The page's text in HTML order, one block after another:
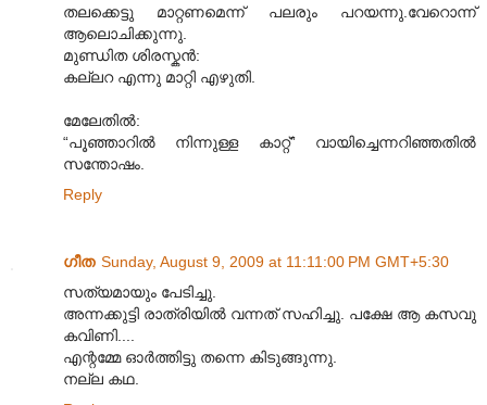
തലക്കെട്ടു മാറ്റണമെന്ന് പലരും പറയന്നു.വേറൊന്ന്
ആലൊചിക്കുന്നു.
മുണ്ഡിത ശിരസ്കൻ:
കല്ലറ എന്നു മാറ്റി എഴുതി.
മേലേതിൽ:
“പൂഞ്ഞാറിൽ നിന്നുള്ള കാറ്റ്” വായിച്ചെന്നറിഞ്ഞതിൽ
സന്തോഷം.
Reply
ഗീത Sunday, August 9, 2009 at 11:11:00 PM GMT+5:30
സത്യമായും പേടിച്ചു.
അന്നക്കുട്ടി രാത്രിയില്‍ വന്നത് സഹിച്ചു. പക്ഷേ ആ കസവു
കവിണി....
എന്റമ്മേ ഓര്‍ത്തിട്ടു തന്നെ കിടുങ്ങുന്നു.
നല്ല കഥ.